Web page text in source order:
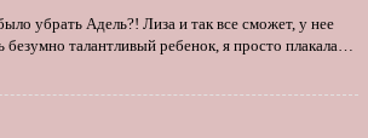
убрать Адель?! Лиза и так все сможет, у нее
талантливый ребенок, я просто плакала…